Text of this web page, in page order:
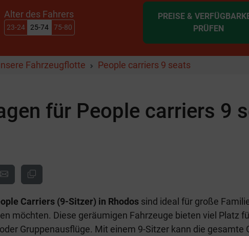
Alter des Fahrers
23-24 25-74 75-80
PREISE &
PRÜFEN
Fahrzeugflotte People carriers 9 seats
für People carriers 9
Carriers (9-Sitzer) in Rhodos sind ideal für große
möchten. Diese geräumigen Fahrzeuge bieten viel Platz
Gruppenausflüge. Mit einem 9-Sitzer kann die gesamte